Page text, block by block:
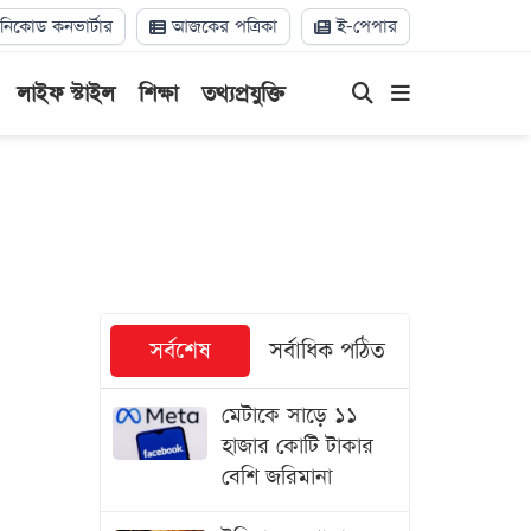
কনভার্টার আজকের পত্রিকা ই-পেপার
লাইফ স্টাইল শিক্ষা তথ্যপ্রযুক্তি
সর্বশেষ সর্বাধিক পঠিত
মেটাকে সাড়ে ১১
হাজার কোটি টাকার
বেশি জরিমানা